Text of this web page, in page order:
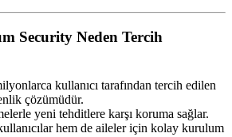
Security Neden Tercih
kullanıcı tarafından tercih edilen
çözümüdür.
yeni tehditlere karşı koruma sağlar.
hem de aileler için kolay kurulum